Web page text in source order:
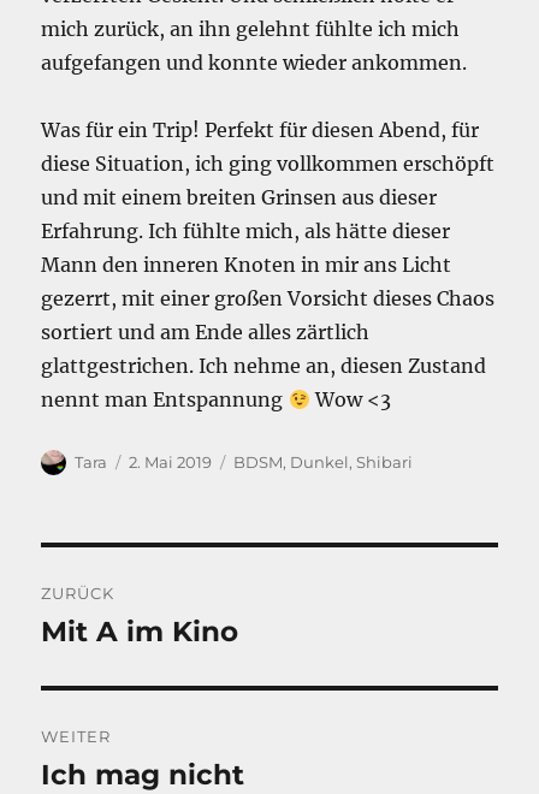
mich zurück, an ihn gelehnt fühlte ich mich
aufgefangen und konnte wieder ankommen.
Was für ein Trip! Perfekt für diesen Abend, für
diese Situation, ich ging vollkommen erschöpft
und mit einem breiten Grinsen aus dieser
Erfahrung. Ich fühlte mich, als hätte dieser
Mann den inneren Knoten in mir ans Licht
gezerrt, mit einer großen Vorsicht dieses Chaos
sortiert und am Ende alles zärtlich
glattgestrichen. Ich nehme an, diesen Zustand
nennt man Entspannung
Wow <3
Autor
Tara
Veröffentlicht
2. Mai 2019 Kategorien
BDSM, Dunkel,Shibari
ZURÜCK
Vorheriger
Mit A im Kino
WEITER
Nächster
Ich mag nicht